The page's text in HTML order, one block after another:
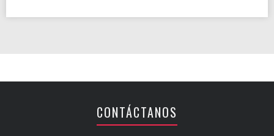
CONTÁCTANOS